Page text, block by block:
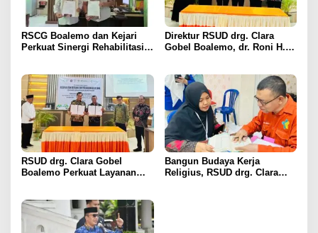
RSCG Boalemo dan Kejari
Perkuat Sinergi Rehabilitasi
Restoratif
Direktur RSUD drg. Clara
Gobel Boalemo, dr. Roni H.
Uronefrologi
RSUD drg. Clara Gobel
Boalemo Perkuat Layanan
Tingkatkan Akses Layanan
Spesialistik
Bangun Budaya Kerja
Religius, RSUD drg. Clara